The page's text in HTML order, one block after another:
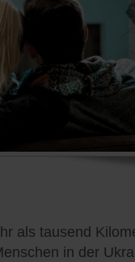
als tausend
in der